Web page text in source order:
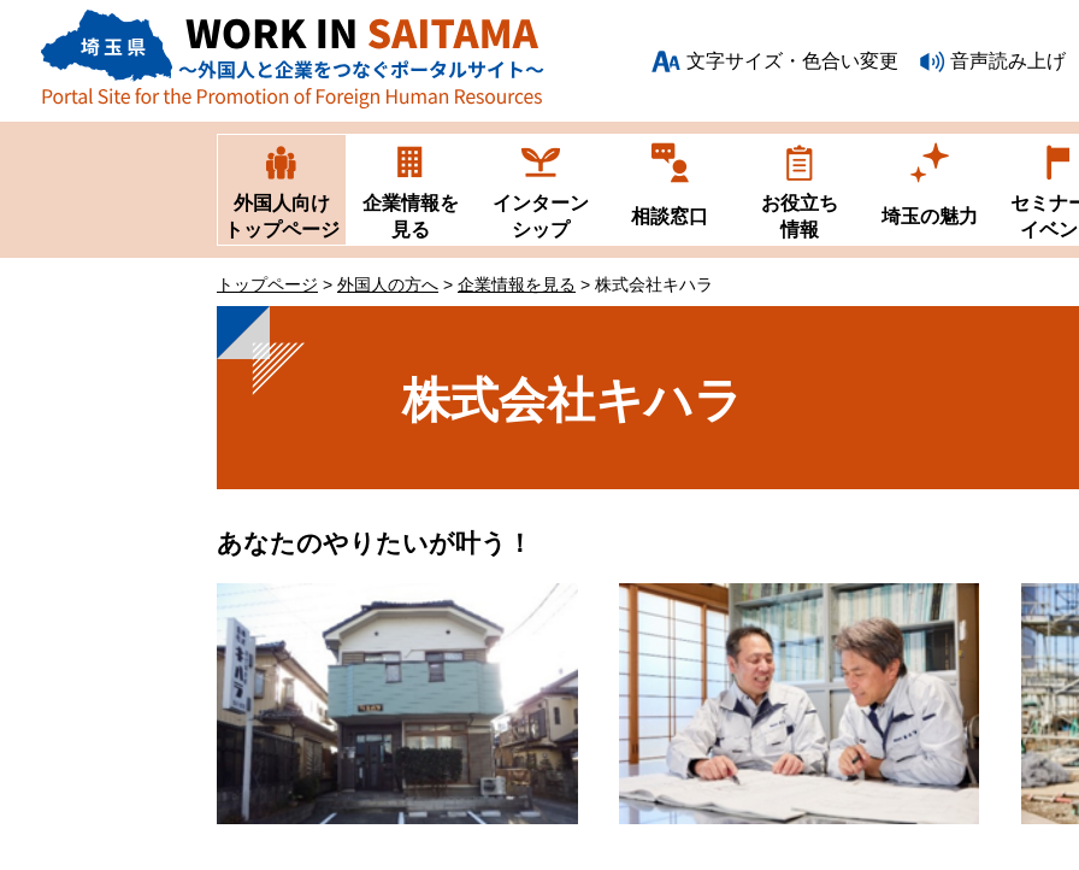
埼玉県～外国人と企業をつなぐポータルサイト～
文字サイズ・色合い変更
音声読み上げ
外国人向け
トップページ
企業情報を
見る
インターン
シップ
相談窓口
お役立ち
情報
埼玉の魅力
セミナ
イベ
トップページ > 外国人の方へ > 企業情報を見る > 株式会社キハラ
株式会社キハラ
あなたのやりたいが叶う！